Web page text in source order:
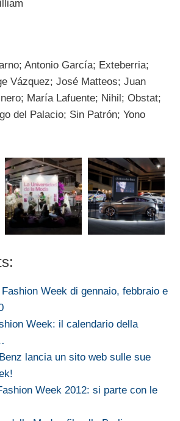
Antonio García; Exteberria;
Vázquez; José Matteos; Juan
María Lafuente; Nihil; Obstat;
del Palacio; Sin Patrón; Yono
Week di gennaio, febbraio e
Week: il calendario della
lancia un sito web sulle sue
Week 2012: si parte con le